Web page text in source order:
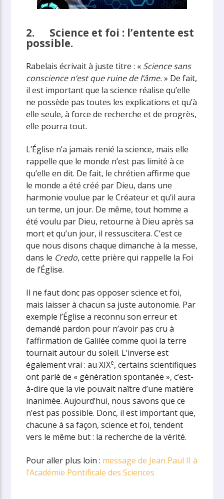
2. Science et foi : l’entente est
possible.
Rabelais écrivait à juste titre : « Science sans
conscience n’est que ruine de l’âme.» De fait,
il est important que la science réalise qu’elle
ne possède pas toutes les explications et qu’à
elle seule, à force de recherche et de progrès,
elle pourra tout.
L’Église n’a jamais renié la science, mais elle
rappelle que le monde n’est pas limité à ce
qu’elle en dit. De fait, le chrétien affirme que
le monde a été créé par Dieu, dans une
harmonie voulue par le Créateur et qu’il aura
un terme, un jour. De même, tout homme a
été voulu par Dieu, retourne à Dieu après sa
mort et qu’un jour, il ressuscitera. C’est ce
que nous disons chaque dimanche à la messe,
dans le Credo, cette prière qui rappelle la Foi
de l’Église.
Il ne faut donc pas opposer science et foi,
mais laisser à chacun sa juste autonomie. Par
exemple l’Église a reconnu son erreur et
demandé pardon pour n’avoir pas cru à
l’affirmation de Galilée comme quoi la terre
tournait autour du soleil. L’inverse est
également vrai : au XIXe, certains scientifiques
ont parlé de « génération spontanée », c’est-
à-dire que la vie pouvait naître d’une matière
inanimée. Aujourd’hui, nous savons que ce
n’est pas possible. Donc, il est important que,
chacune à sa façon, science et foi, tendent
vers le même but : la recherche de la vérité.
Pour aller plus loin : message de Jean Paul II à
l’Académie Pontificale des Sciences